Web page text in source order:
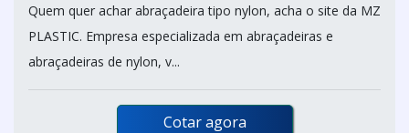
Quem quer achar abraçadeira tipo nylon, acha o site da MZ
PLASTIC. Empresa especializada em abraçadeiras e
abraçadeiras de nylon, v...
Cotar agora